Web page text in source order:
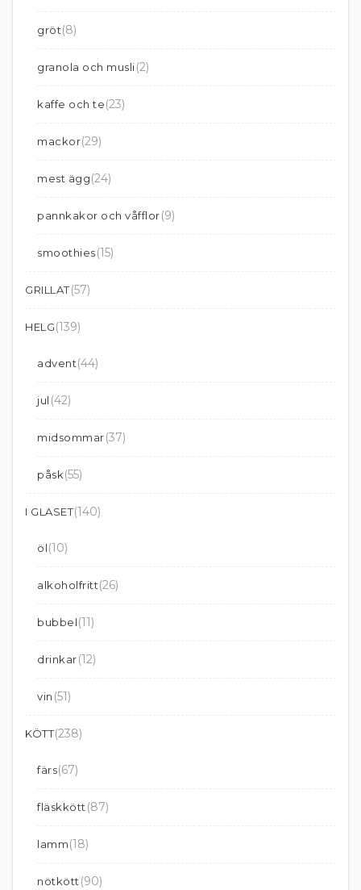
gröt(8)
granola och musli(2)
kaffe och te(23)
mackor(29)
mest ägg(24)
pannkakor och våfflor(9)
smoothies(15)
GRILLAT(57)
HELG(139)
advent(44)
jul (42)
midsommar(37)
påsk(55)
I GLASET(140)
öl(10)
alkoholfritt(26)
bubbel(11)
drinkar(12)
vin (51)
KÖTT(238)
färs(67)
fläskkött (87)
lamm(18)
nötkött (90)